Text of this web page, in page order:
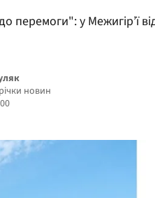
перемоги": у Межигір’ї
новин